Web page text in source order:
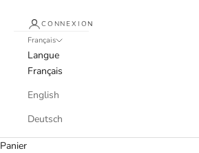
CONNEXION
Français
Langue
Français
English
Deutsch
Panier